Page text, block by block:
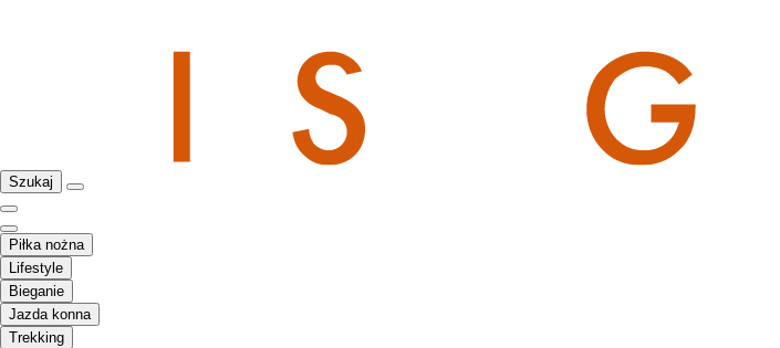
Szukaj
Piłka nożna
Lifestyle
Bieganie
Jazda konna
Trekking